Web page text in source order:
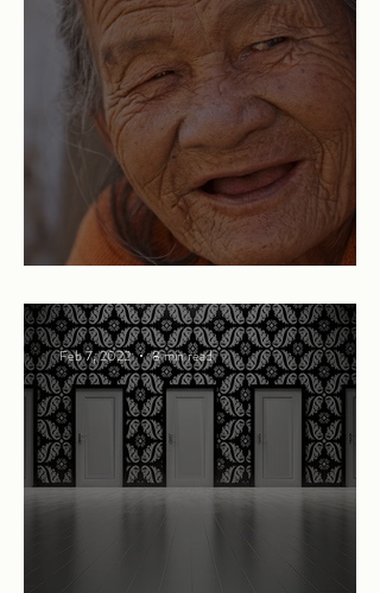
Feb 7, 2022 8 min read